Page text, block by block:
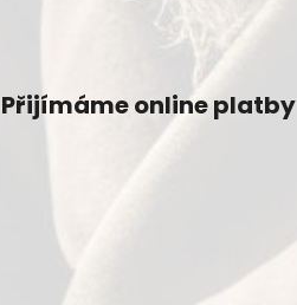
Přijímáme online platby